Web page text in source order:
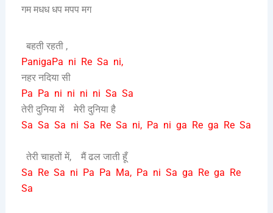
गम मधध धप मपप मग
बहती रहती ,
PanigaPa ni Re Sa ni,
नहर नदिया सी
Pa Pa ni ni ni ni Sa Sa
तेरी दुनिया में मेरी दुनिया है
Sa Sa Sa ni Sa Re Sa ni, Pa ni ga Re ga Re Sa
तेरी चाहतों में, मैं ढल जाती हूँ
Sa Re Sa ni Pa Pa Ma, Pa ni Sa ga Re ga Re
Sa